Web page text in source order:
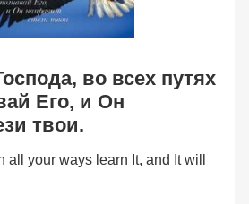
во всех путях
Его, и Он
твои.
all your ways learn It, and It will